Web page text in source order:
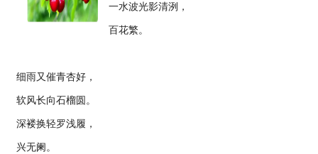
一水波光影清洌，
百花繁。
细雨又催青杏好，
软风长向石榴圆。
深褛换轻罗浅履，
兴无阑。